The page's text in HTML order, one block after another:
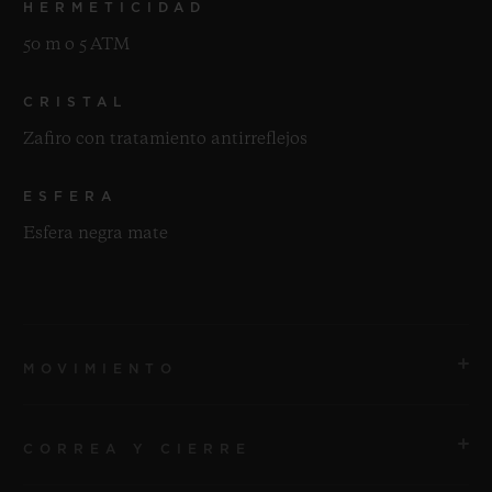
HERMETICIDAD
50 m o 5 ATM
CRISTAL
Zafiro con tratamiento antirreflejos
ESFERA
Esfera negra mate